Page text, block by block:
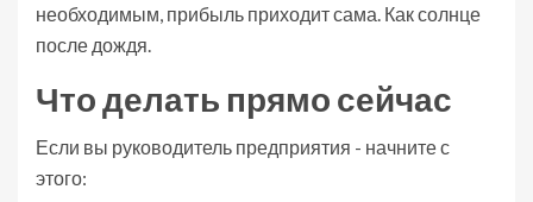
необходимым, прибыль приходит сама. Как солнце
после дождя.
Что делать прямо сейчас
Если вы руководитель предприятия - начните с
этого: